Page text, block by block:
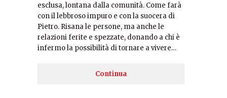
esclusa, lontana dalla comunità. Come farà
con il lebbroso impuro e con la suocera di
Pietro. Risana le persone, ma anche le
relazioni ferite e spezzate, donando a chi è
infermo la possibilità di tornare a vivere…
Continua